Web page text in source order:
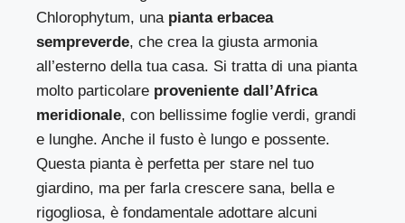
Chlorophytum, una pianta erbacea
sempreverde, che crea la giusta armonia
all’esterno della tua casa. Si tratta di una pianta
molto particolare proveniente dall’Africa
meridionale, con bellissime foglie verdi, grandi
e lunghe. Anche il fusto è lungo e possente.
Questa pianta è perfetta per stare nel tuo
giardino, ma per farla crescere sana, bella e
rigogliosa, è fondamentale adottare alcuni